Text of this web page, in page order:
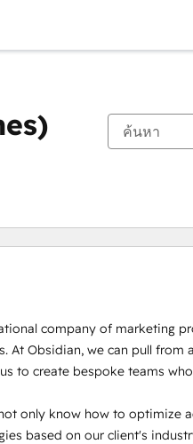
company of marketing
At Obsidian, we can pull
to create bespoke teams
only know how to optimize
based on our client's